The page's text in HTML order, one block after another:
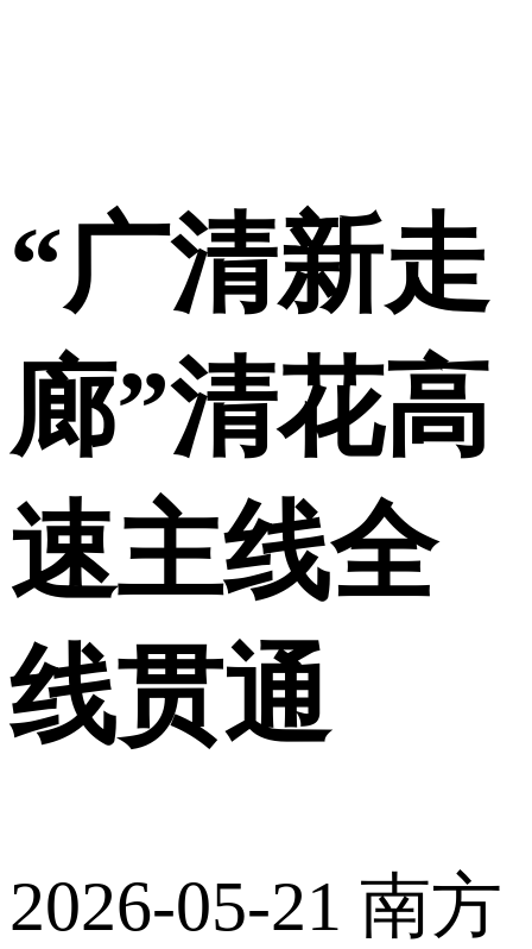
“广清新走
廊”清花高
速主线全
线贯通
2026-05-21 南方